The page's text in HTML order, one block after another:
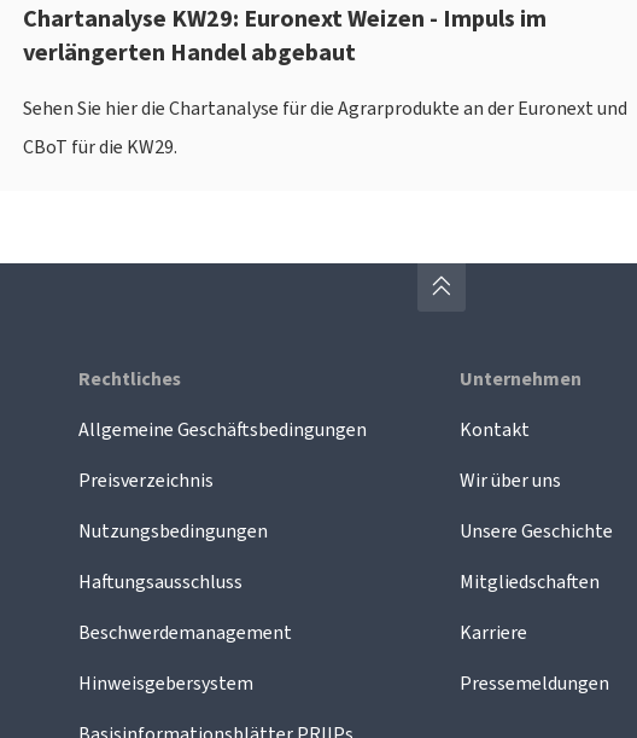
Chartanalyse KW29: Euronext Weizen - Impuls im
verlängerten Handel abgebaut
Sehen Sie hier die Chartanalyse für die Agrarprodukte an der Euronext und
CBoT für die KW29.
Rechtliches
Allgemeine Geschäftsbedingungen
Preisverzeichnis
Nutzungsbedingungen
Haftungsausschluss
Beschwerdemanagement
Hinweisgebersystem
Unternehmen
Kontakt
Wir über uns
Unsere Geschichte
Mitgliedschaften
Karriere
Pressemeldungen